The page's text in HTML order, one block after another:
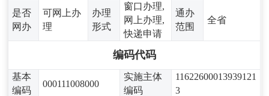
是否
网办
可网上办
理
办理
形式
窗口办理,
网上办理,
快递申请
通办
范围
全省
编码代码
基本
编码
000111008000
实施主体
编码
11622600013939121
3